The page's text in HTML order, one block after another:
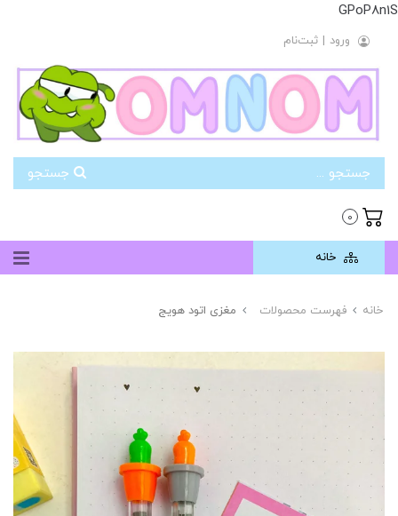
GPoP8n1S
ورود | ثبت‌نام
0
خانه
خانه فهرست محصولات مغزی اتود هویج